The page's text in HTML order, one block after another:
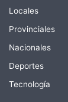
Locales
Provinciales
Nacionales
Deportes
Tecnología